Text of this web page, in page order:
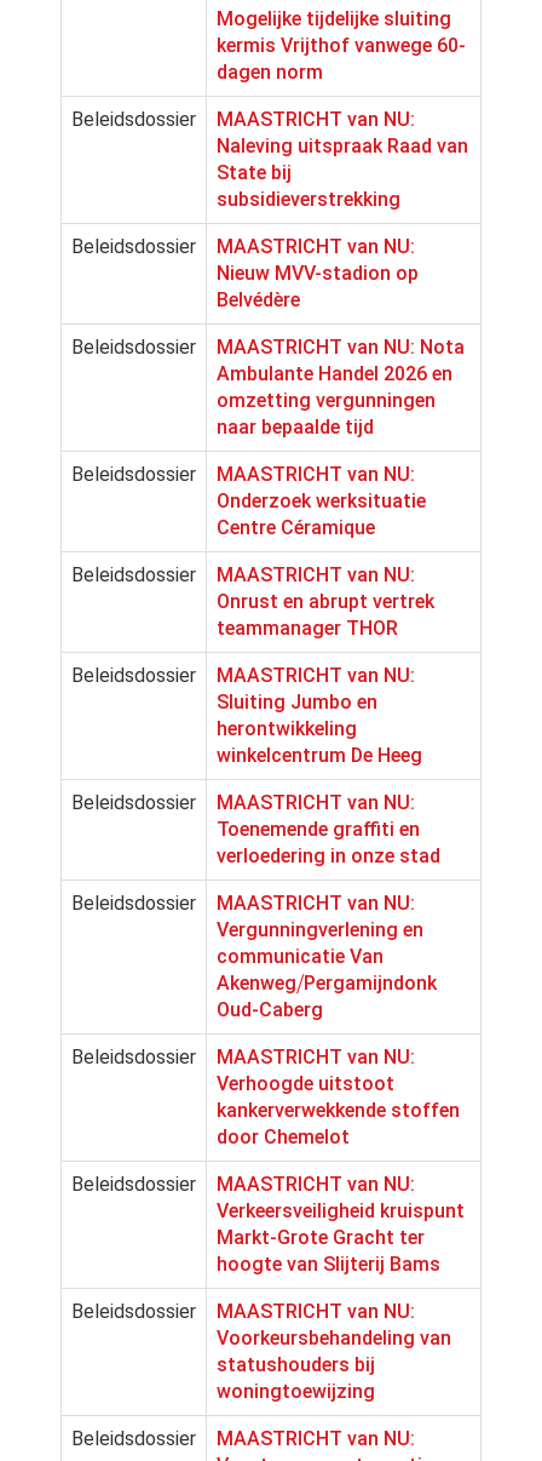
Mogelijke tijdelijke sluiting
kermis Vrijthof vanwege 60-
dagen norm
Beleidsdossier
MAASTRICHT van NU:
Naleving uitspraak Raad van
State bij
subsidieverstrekking
Beleidsdossier
MAASTRICHT van NU:
Nieuw MVV-stadion op
Belvédère
Beleidsdossier
MAASTRICHT van NU: Nota
Ambulante Handel 2026 en
omzetting vergunningen
naar bepaalde tijd
Beleidsdossier
MAASTRICHT van NU:
Onderzoek werksituatie
Centre Céramique
Beleidsdossier
MAASTRICHT van NU:
Onrust en abrupt vertrek
teammanager THOR
Beleidsdossier
MAASTRICHT van NU:
Sluiting Jumbo en
herontwikkeling
winkelcentrum De Heeg
Beleidsdossier
MAASTRICHT van NU:
Toenemende graffiti en
verloedering in onze stad
Beleidsdossier
MAASTRICHT van NU:
Vergunningverlening en
communicatie Van
Akenweg⧸Pergamijndonk
Oud-Caberg
Beleidsdossier
MAASTRICHT van NU:
Verhoogde uitstoot
kankerverwekkende stoffen
door Chemelot
Beleidsdossier
MAASTRICHT van NU:
Verkeersveiligheid kruispunt
Markt-Grote Gracht ter
hoogte van Slijterij Bams
Beleidsdossier
MAASTRICHT van NU:
Voorkeursbehandeling van
statushouders bij
woningtoewijzing
Beleidsdossier
MAASTRICHT van NU: